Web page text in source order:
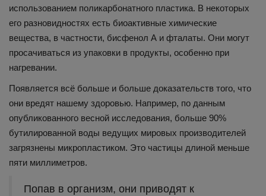
использованием поликарбонатного пластика. В некоторых
его разновидностях есть биоактивные химические
вещества, в частности, бисфенол А и фталаты. Они могут
просачиваться из упаковки в продукты, особенно при
нагревании.
Появляется всё больше и больше доказательств того, что
они вредят нашему здоровью. Например, по данным
опубликованного весной исследования, больше 90%
бутилированной воды ведущих мировых производителей
загрязнены микропластиком. Это частицы длиной меньше
пяти миллиметров.
Попав в организм, они приводят к